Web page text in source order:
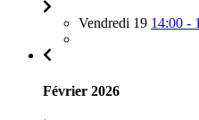
Vendredi 19 14:00 -
Février 2026